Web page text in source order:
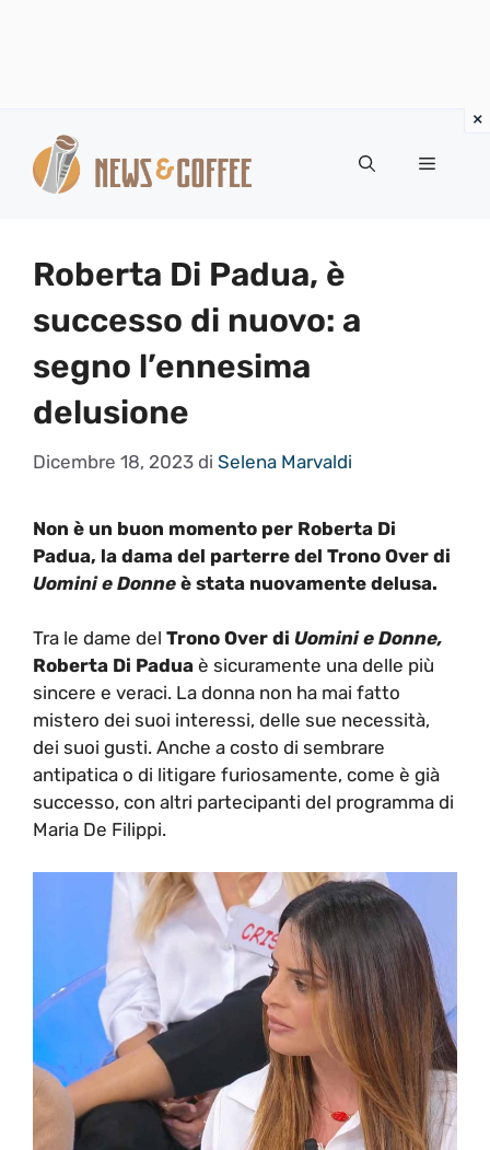
contenuto
Menu
Roberta Di Padua, è
successo di nuovo: a
segno l’ennesima
delusione
Dicembre 18, 2023 di Selena Marvaldi
Non è un buon momento per Roberta Di
Padua, la dama del parterre del Trono Over di
Uomini e Donne è stata nuovamente delusa.
Tra le dame del Trono Over di Uomini e Donne,
Roberta Di Padua è sicuramente una delle più
sincere e veraci. La donna non ha mai fatto
mistero dei suoi interessi, delle sue necessità,
dei suoi gusti. Anche a costo di sembrare
antipatica o di litigare furiosamente, come è già
successo, con altri partecipanti del programma di
Maria De Filippi.